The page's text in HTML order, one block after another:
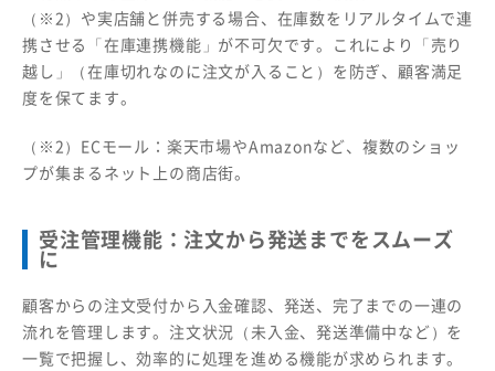
（※2）や実店舗と併売する場合、在庫数をリアルタイムで連
携させる「在庫連携機能」が不可欠です。これにより「売り
越し」（在庫切れなのに注文が入ること）を防ぎ、顧客満足
度を保てます。
（※2）ECモール：楽天市場やAmazonなど、複数のショッ
プが集まるネット上の商店街。
受注管理機能：注文から発送までをスムーズ
に
顧客からの注文受付から入金確認、発送、完了までの一連の
流れを管理します。注文状況（未入金、発送準備中など）を
一覧で把握し、効率的に処理を進める機能が求められます。